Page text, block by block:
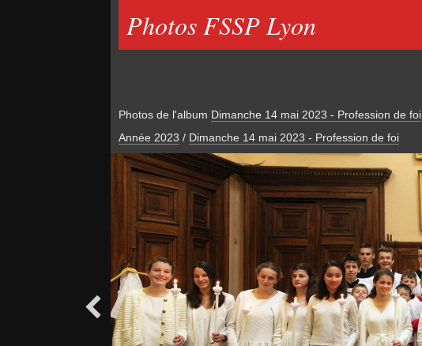
Photos FSSP Lyon
Photos de l'album Dimanche 14 mai 2023 - Profession de foi
Année 2023 / Dimanche 14 mai 2023 - Profession de foi
